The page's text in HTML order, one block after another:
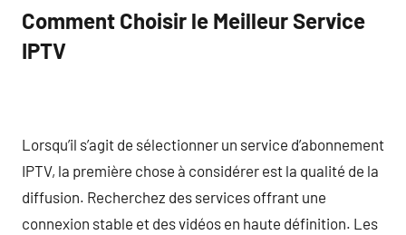
Comment Choisir le Meilleur Service
IPTV
Lorsqu’il s’agit de sélectionner un service d’abonnement
IPTV, la première chose à considérer est la qualité de la
diffusion. Recherchez des services offrant une
connexion stable et des vidéos en haute définition. Les